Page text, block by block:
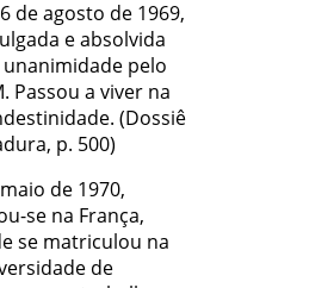
de agosto de 1969,
e absolvida
pelo
Passou a viver na
(Dossiê
p. 500)
de 1970,
se na França,
se matriculou na
de